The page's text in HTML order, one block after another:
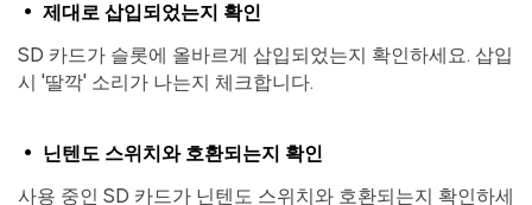
• 제대로 삽입되었는지 확인
SD 카드가 슬롯에 올바르게 삽입되었는지 확인하세요. 삽입
시 '딸깍' 소리가 나는지 체크합니다.
• 닌텐도 스위치와 호환되는지 확인
사용 중인 SD 카드가 닌텐도 스위치와 호환되는지 확인하세